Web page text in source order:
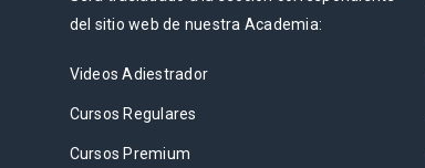
del sitio web de nuestra Academia:
Videos Adiestrador
Cursos Regulares
Cursos Premium